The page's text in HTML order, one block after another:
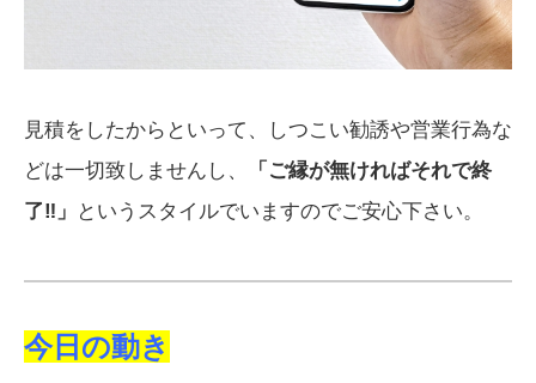
見積をしたからといって、しつこい勧誘や営業行為な
どは一切致しませんし、
「ご縁が無ければそれで終
了‼」
というスタイルでいますのでご安心下さい。
今日の動き